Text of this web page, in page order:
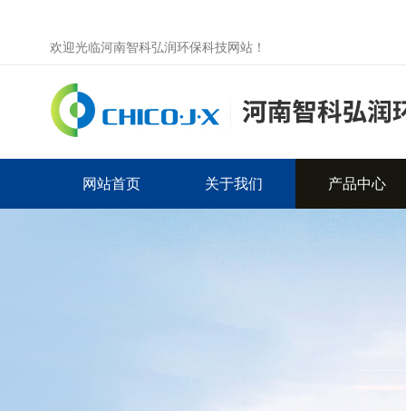
欢迎光临河南智科弘润环保科技网站！
网站首页 关于我们 产品中心